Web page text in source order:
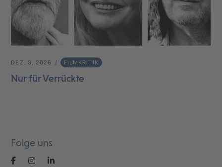
DEZ. 3, 2026 FILMKRITIK
Nur für Verrückte
Folge uns